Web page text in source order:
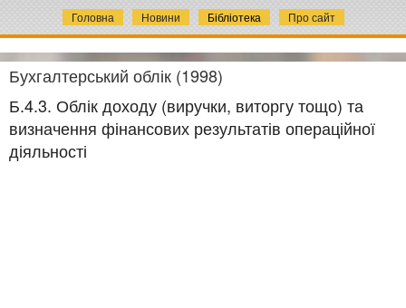
Головна Новини Бібліотека Про сайт
Бухгалтерський облік (1998)
Б.4.3. Облік доходу (виручки, виторгу тощо) та
визначення фінансових результатів операційної
діяльності